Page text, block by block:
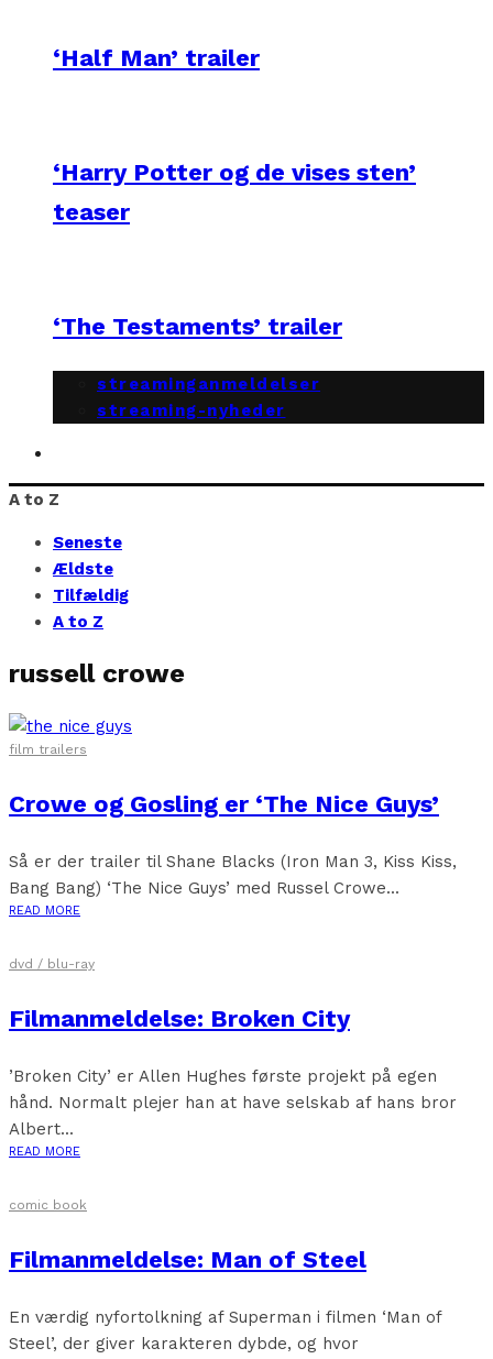
‘Half Man’ trailer
‘Harry Potter og de vises sten’
teaser
‘The Testaments’ trailer
streaminganmeldelser
streaming-nyheder
A to Z
Seneste
Ældste
Tilfældig
A to Z
russell crowe
film trailers
Crowe og Gosling er ‘The Nice Guys’
Så er der trailer til Shane Blacks (Iron Man 3, Kiss Kiss,
Bang Bang) ‘The Nice Guys’ med Russel Crowe...
READ MORE
dvd / blu-ray
Filmanmeldelse: Broken City
’Broken City’ er Allen Hughes første projekt på egen
hånd. Normalt plejer han at have selskab af hans bror
Albert...
READ MORE
comic book
Filmanmeldelse: Man of Steel
En værdig nyfortolkning af Superman i filmen ‘Man of
Steel’, der giver karakteren dybde, og hvor